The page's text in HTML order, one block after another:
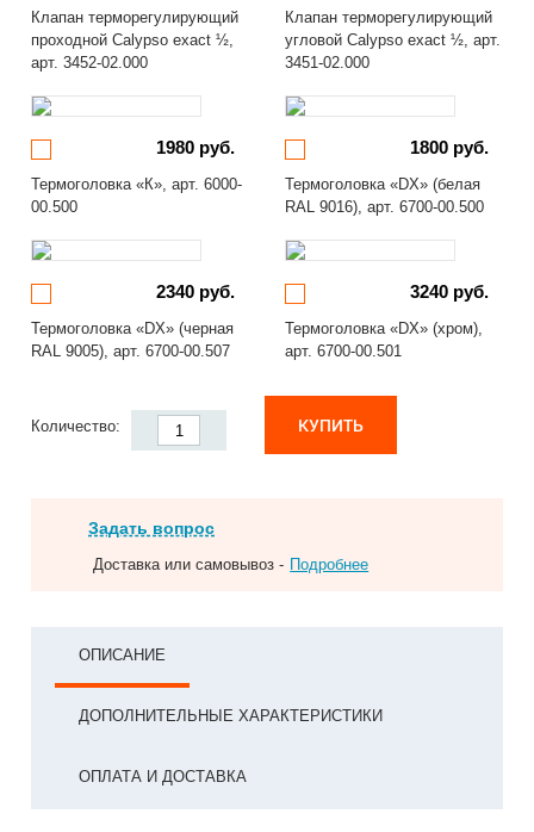
Клапан терморегулирующий
проходной Calypso exact ½,
арт. 3452-02.000
Клапан терморегулирующий
угловой Calypso exact ½, арт.
3451-02.000
1980 руб.
Термоголовка «К», арт. 6000-
00.500
1800 руб.
Термоголовка «DX» (белая
RAL 9016), арт. 6700-00.500
2340 руб.
Термоголовка «DX» (черная
RAL 9005), арт. 6700-00.507
3240 руб.
Термоголовка «DX» (хром),
арт. 6700-00.501
Количество: КУПИТЬ
Задать вопрос
Доставка или самовывоз - Подробнее
ОПИСАНИЕ
ДОПОЛНИТЕЛЬНЫЕ ХАРАКТЕРИСТИКИ
ОПЛАТА И ДОСТАВКА